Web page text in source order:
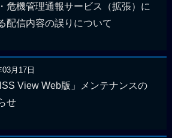
危機管理通報サービス（拡張）に
配信内容の誤りについて
03月17日
View Web版」メンテナンスの
せ